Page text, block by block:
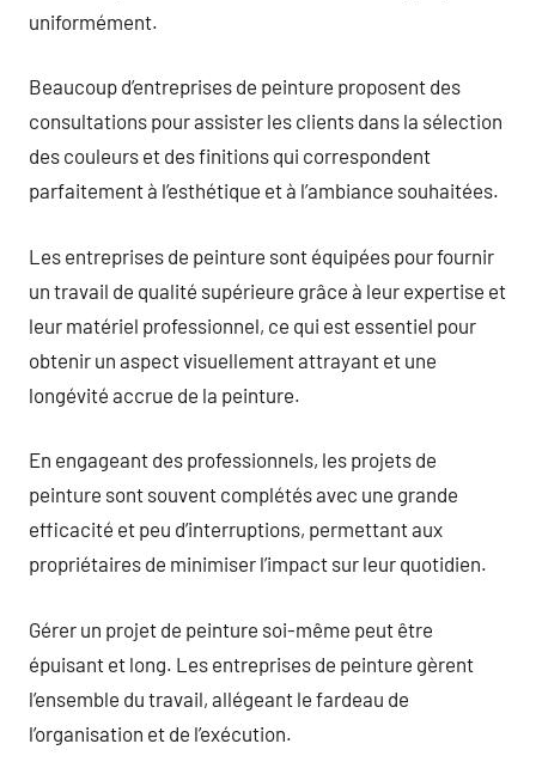
uniformément.
Beaucoup d’entreprises de peinture proposent des
consultations pour assister les clients dans la sélection
des couleurs et des finitions qui correspondent
parfaitement à l’esthétique et à l’ambiance souhaitées.
Les entreprises de peinture sont équipées pour fournir
un travail de qualité supérieure grâce à leur expertise et
leur matériel professionnel, ce qui est essentiel pour
obtenir un aspect visuellement attrayant et une
longévité accrue de la peinture.
En engageant des professionnels, les projets de
peinture sont souvent complétés avec une grande
efficacité et peu d’interruptions, permettant aux
propriétaires de minimiser l’impact sur leur quotidien.
Gérer un projet de peinture soi-même peut être
épuisant et long. Les entreprises de peinture gèrent
l’ensemble du travail, allégeant le fardeau de
l’organisation et de l’exécution.